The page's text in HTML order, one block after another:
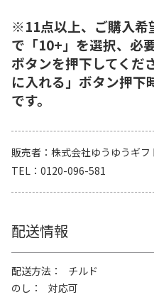
※11点以上、ご購入希
で「10+」を選択、必
ボタンを押下してくだ
に入れる」ボタン押下
です。
販売者
株式会社ゆうゆうギフ
TEL
0120-096-581
配送情報
配送方法
チルド
のし
対応可